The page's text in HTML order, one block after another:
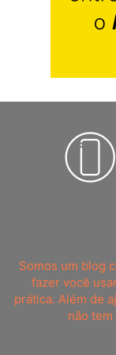
Somos um blog
fazer você
prática. Além de
não